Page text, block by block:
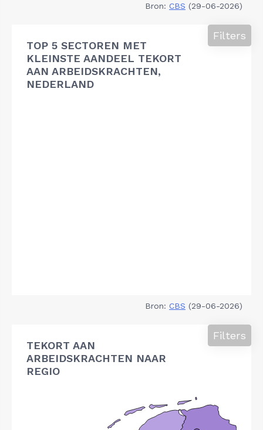
Bron: CBS (29-06-2026)
TOP 5 SECTOREN MET
KLEINSTE AANDEEL TEKORT
AAN ARBEIDSKRACHTEN,
NEDERLAND
Filters
Bron: CBS (29-06-2026)
TEKORT AAN
ARBEIDSKRACHTEN NAAR
REGIO
Filters